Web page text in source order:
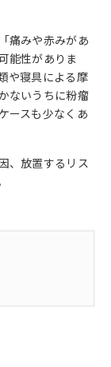
痛みや赤みがあ
能性がありま
や寝具による摩
ないうちに粉瘤
ースも少なくあ
、放置するリス